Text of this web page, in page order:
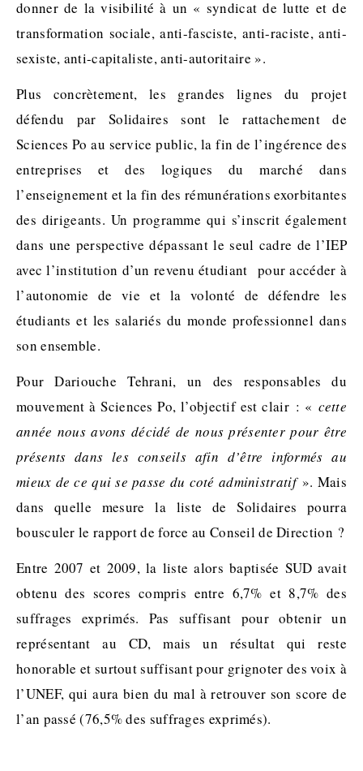
donner de la visibilité à un « syndicat de lutte et de
transformation sociale, anti-fasciste, anti-raciste, anti-
sexiste, anti-capitaliste, anti-autoritaire ».
Plus concrètement, les grandes lignes du projet
défendu par Solidaires sont le rattachement de
Sciences Po au service public, la fin de l’ingérence des
entreprises et des logiques du marché dans
l’enseignement et la fin des rémunérations exorbitantes
des dirigeants. Un programme qui s’inscrit également
dans une perspective dépassant le seul cadre de l’IEP
avec l’institution d’un revenu étudiant pour accéder à
l’autonomie de vie et la volonté de défendre les
étudiants et les salariés du monde professionnel dans
son ensemble.
Pour Dariouche Tehrani, un des responsables du
mouvement à Sciences Po, l’objectif est clair : « cette
année nous avons décidé de nous présenter pour être
présents dans les conseils afin d’être informés au
mieux de ce qui se passe du coté administratif». Mais
dans quelle mesure la liste de Solidaires pourra
bousculer le rapport de force au Conseil de Direction ?
Entre 2007 et 2009, la liste alors baptisée SUD avait
obtenu des scores compris entre 6,7% et 8,7% des
suffrages exprimés. Pas suffisant pour obtenir un
représentant au CD, mais un résultat qui reste
honorable et surtout suffisant pour grignoter des voix à
l’UNEF, qui aura bien du mal à retrouver son score de
l’an passé (76,5% des suffrages exprimés).